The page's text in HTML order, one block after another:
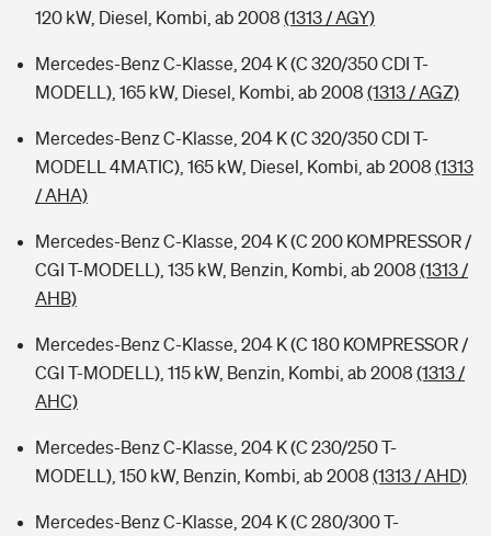
120 kW, Diesel, Kombi, ab 2008 (1313 / AGY)
Mercedes-Benz C-Klasse, 204 K (C 320/350 CDI T-
MODELL), 165 kW, Diesel, Kombi, ab 2008 (1313 / AGZ)
Mercedes-Benz C-Klasse, 204 K (C 320/350 CDI T-
MODELL 4MATIC), 165 kW, Diesel, Kombi, ab 2008 (1313
/ AHA)
Mercedes-Benz C-Klasse, 204 K (C 200 KOMPRESSOR /
CGI T-MODELL), 135 kW, Benzin, Kombi, ab 2008 (1313 /
AHB)
Mercedes-Benz C-Klasse, 204 K (C 180 KOMPRESSOR /
CGI T-MODELL), 115 kW, Benzin, Kombi, ab 2008 (1313 /
AHC)
Mercedes-Benz C-Klasse, 204 K (C 230/250 T-
MODELL), 150 kW, Benzin, Kombi, ab 2008 (1313 / AHD)
Mercedes-Benz C-Klasse, 204 K (C 280/300 T-